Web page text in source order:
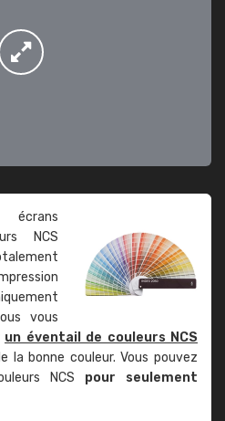
NCS
vous
un éventail de couleurs NCS
la bonne couleur. Vous pouvez
NCS pour seulement